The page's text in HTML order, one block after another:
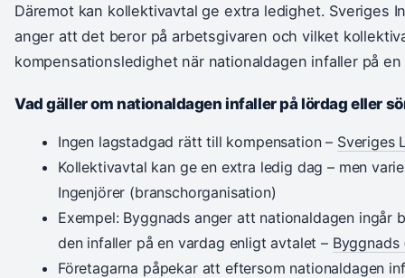
Däremot kan kollektivavtal ge extra ledighet. Sveriges
anger att det beror på arbetsgivaren och vilket
kompensationsledighet när nationaldagen infaller på
Vad gäller om nationaldagen infaller på lördag eller
Ingen lagstadgad rätt till kompensation – Sveriges
Kollektivavtal kan ge en extra ledig dag – men
Ingenjörer (branschorganisation)
Exempel: Byggnads anger att nationaldagen ingår
den infaller på en vardag enligt avtalet –
Företagarna påpekar att eftersom nationaldagen